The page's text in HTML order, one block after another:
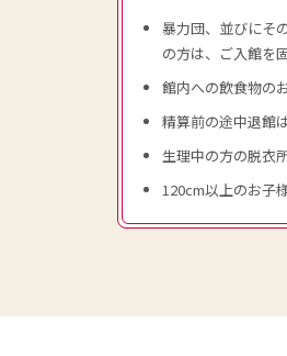
暴力団、並びにそ
の方は、ご入館を
館内への飲食物の
精算前の途中退館
生理中の方の脱衣
120cm以上のお子